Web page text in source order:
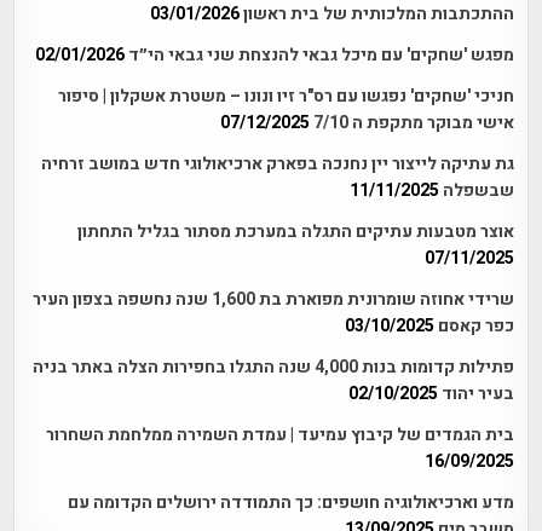
ההתכתבות המלכותית של בית ראשון03/01/2026
מפגש 'שחקים' עם מיכל גבאי להנצחת שני גבאי הי״ד 02/01/2026
חניכי 'שחקים' נפגשו עם רס"ר זיו ונונו – משטרת אשקלון | סיפור
אישי מבוקר מתקפת ה 7/10
07/12/2025
גת עתיקה לייצור יין נחנכה בפארק ארכיאולוגי חדש במושב זרחיה
שבשפלה 11/11/2025
אוצר מטבעות עתיקים התגלה במערכת מסתור בגליל התחתון
07/11/2025
שרידי אחוזה שומרונית מפוארת בת 1,600 שנה נחשפה בצפון העיר
כפר קאסם 03/10/2025
פתילות קדומות בנות 4,000 שנה התגלו בחפירות הצלה באתר בניה
בעיר יהוד 02/10/2025
בית הגמדים של קיבוץ עמיעד | עמדת השמירה ממלחמת השחרור
16/09/2025
מדע וארכיאולוגיה חושפים: כך התמודדה ירושלים הקדומה עם